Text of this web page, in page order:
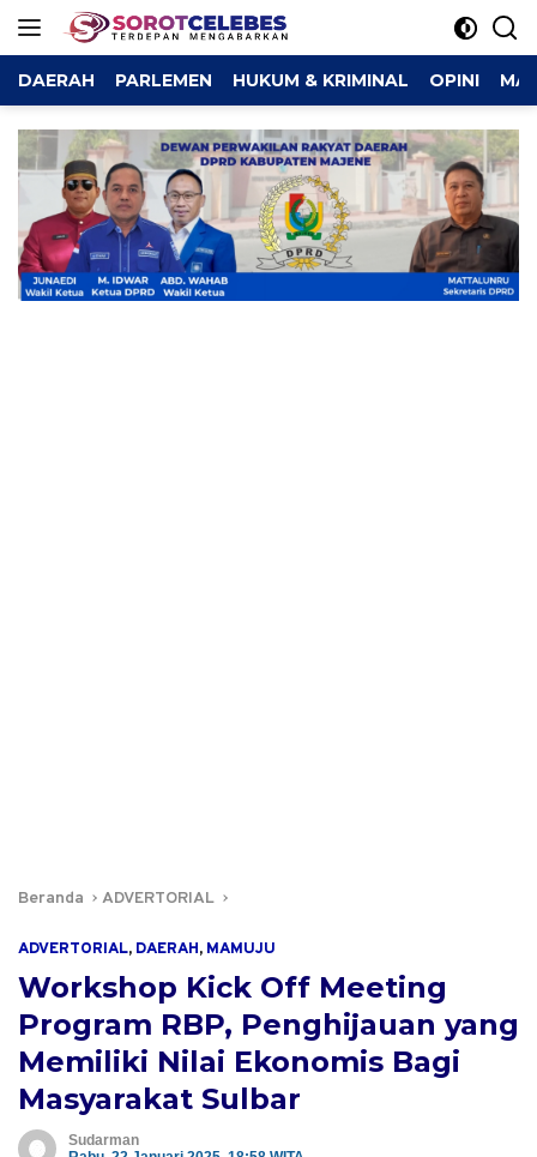
DAERAH PARLEMEN HUKUM & KRIMINAL OPINI
Beranda ADVERTORIAL
ADVERTORIAL, DAERAH, MAMUJU
Workshop Kick Off Meeting
Program RBP, Penghijauan yang
Memiliki Nilai Ekonomis Bagi
Masyarakat Sulbar
Sudarman